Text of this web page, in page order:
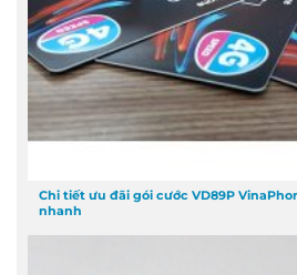
Chi tiết ưu đãi gói cước VD89P
nhanh